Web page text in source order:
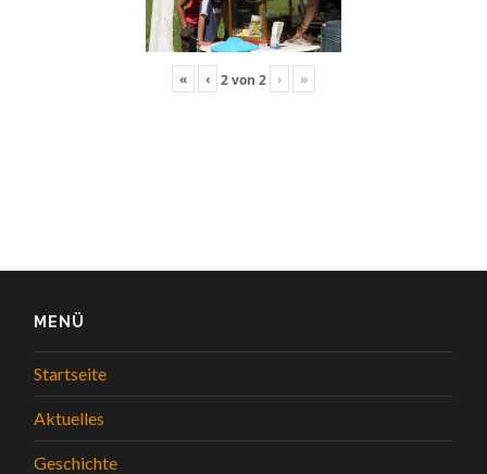
« ‹ 2von 2 › »
MENÜ
Startseite
Aktuelles
Geschichte